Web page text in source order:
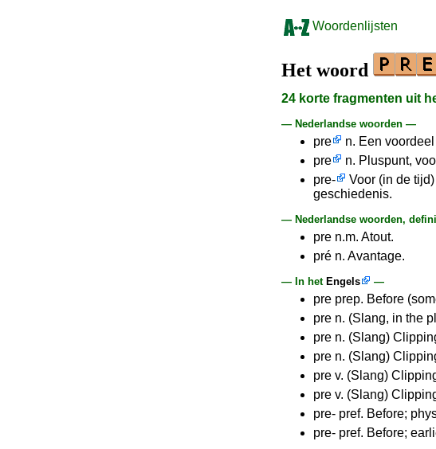
Woordenlijsten
Het woord
24 korte fragmenten uit
— Nederlandse woorden —
pre
n. Een
pre
n. Pluspunt,
pre-
Voor (in de
geschiedenis.
— Nederlandse woorden,
pre n.m. Atout.
pré n. Avantage.
— In het Engels —
pre prep. Before
pre n. (Slang, in the
pre n. (Slang)
pre n. (Slang)
pre v. (Slang)
pre v. (Slang)
pre- pref. Before;
pre- pref. Before;